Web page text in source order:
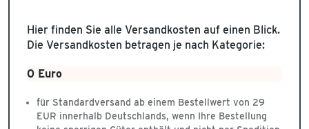
Hier finden Sie alle Versandkosten auf einen Blick.
Die Versandkosten betragen je nach Kategorie:
0 Euro
für Standardversand ab einem Bestellwert von 29
EUR innerhalb Deutschlands, wenn Ihre Bestellung